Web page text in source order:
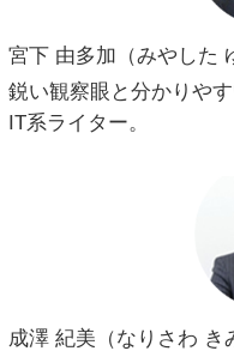
宮下 由多加（みやした
鋭い観察眼と分かりや
IT系ライター。
成澤 紀美（なりさわ き